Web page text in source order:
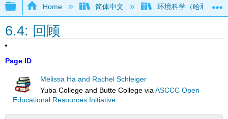
Expand/collapse global hierarchy
Home 简体中文 环境科学（哈和施莱
6.4: 回顾
Page ID
Melissa Ha and Rachel Schleiger
Yuba College and Butte College viaASCCC Open
Educational Resources Initiative